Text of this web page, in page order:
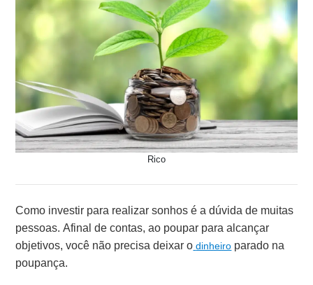
Rico
Como investir para realizar sonhos é a dúvida de muitas
pessoas. Afinal de contas, ao poupar para alcançar
objetivos, você não precisa deixar o dinheiro parado na
poupança.